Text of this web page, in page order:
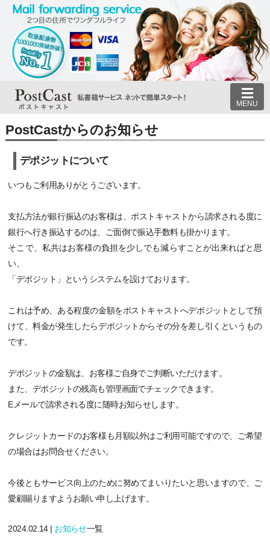
MENU
PostCastからのお知らせ
デポジットについて
いつもご利用ありがとうございます。
支払方法が銀行振込のお客様は、ポストキャストから請求される度に
銀行へ行き振込するのは、ご面倒で振込手数料も掛かります。
そこで、私共はお客様の負担を少しでも減らすことが出来ればと思
い、
「デポジット」というシステムを設けております。
これは予め、ある程度の金額をポストキャストへデポジットとして預
けて、料金が発生したらデポジットからその分を差し引くというもの
です。
デポジットの金額は、お客様ご自身でご判断いただけます。
また、デポジットの残高も管理画面でチェックできます。
Eメールで請求される度に随時お知らせします。
クレジットカードのお客様も月額以外はご利用可能ですので、ご希望
の場合はお問合せください。
今後ともサービス向上のために努めてまいりたいと思いますので、ご
愛顧賜りますようお願い申し上げます。
2024.02.14 | お知らせ一覧